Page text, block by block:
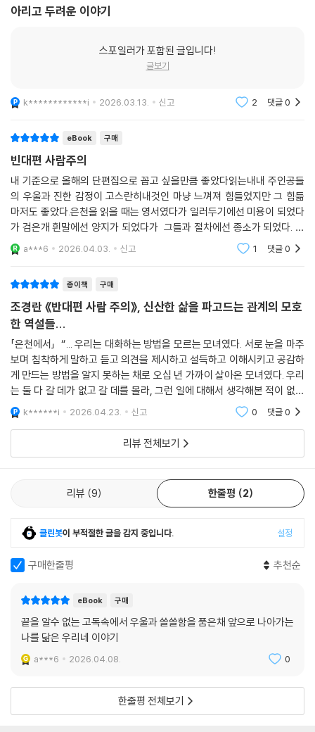
준 주머니의 솔기, 그를 볼 때면 목례를 보내던 영주의 작은 염려였을지도
모른다. 소설집에서 반복해 등장하는 양지가 종소, 종소 어머니와 만나는
목금토일 남은 날들”에 양분이 되는 온기를 남긴다. 이렇듯 나와 무관해 보
이고 심지어는 반대편에 선 사람들과의 갑작스러운 긴장은 『반대편 사람
히 관심을 기울이는 ‘주의’가 필요하다는 진실을 조경란은 그려내는 것이
다.
“삶의 가운데가 아니라
늘 가장자리를 걷고 있었다는 걸 깨달을 때
사람은 자신을 한번 돌아보게 된다.”
이렇게 되었는지, 누가 이렇게 만들었는지 돌아본다는 것이다. 고작 살아
용’은 평생 머릿속에 찌꺼기같이 껴 있는 끔찍한 기억을 해결하기 위해 자
신을 괴롭혔던 선생님을 찾아가기로 결심한다. 미용의 이웃이자 복사집을
운영하는 ‘재서’는 그녀의 출력물을 읽은 뒤로 미용에게 마음을 쓰고 있다.
“외로운 사람은 자기 자신을 죽이거나 살인을 저지르게 된다”는 문장을 남
기고 사라진 미용을 걱정한 재서가 그녀의 집에 찾아갔을 때, 미용은 다른
사람이 되어 있는 것 같다. 상처의 기억을 ‘교련 시간’이라는 글로 다 쓰고
나니, 자신이 쓰고 싶었던 건 이게 아니라고 깨달은 것이다. 미용은 오히려
괴롭힘당하기 직전 보았던 복사나무에서 뻗어나온 새순과 후르르 떨어지
던 분홍 꽃잎 같은 “기가 막히게 아름다웠던 순간들”을 쓰고 싶었다. 그 말
계속 자신으로 살아가고 있단 걸 똑똑히 보여주고 싶어했을” 거라고 짐작
한편 「검은 개 흰말」에서의 ‘양지’는 홀로 가족여행에 따라가지 못한 중학
린 이후 아무도 이해할 수 없는 불안에 시달리고 있다. 그런 조카가 화장실
‘류원장’에게 도움을 요청한다. 양지는 세상으로부터 격리되어 있는 조카
에게서 과거 류원장과 함께 목숨을 끊으려고 했던 자신을 겹쳐 본다. 그러
면서 양지는 어디서 튀어나올지 모르는 자신만의 불안을 조카에게 말하고
싶어진다.
소설집의 마지막 작품인 「절차」에 이르면, 종소가 ‘진술 문답서’를 쓰며 지
난 학기 자살한 학생을 떠올리고 있다. 그 학생의 아버지인 어태조씨가 만
나달라고 자꾸 메일을 보내서 그에게 미행당하고 있다는 불안을 느끼기까
아리고 두려운 이야기
스포일러가 포함된 글입니다!
글보기
k************i 2026.03.13. 신고 2 댓글0
eBook 구매
빈대편 사람주의
내 기준으로 올해의 단편집으로 꼽고 싶을만큼 좋았다읽는내내 주인공들
의 우울과 진한 감정이 고스란히내것인 마냥 느껴져 힘들었지만 그 힘듦
마저도 좋았다.은천을 읽을 때는 영서였다가 일러두기에선 미용이 되었다
가 검은개 흰말에선 양지가 되었다가 그들과 절차에선 종소가 되었다. 단
편들의 주인공들이 연결되어 있었고 여러번 나오는 경우가 많아 연작소설
의 느낌을 받았다. 단
a***6 2026.04.03. 신고 1 댓글0
종이책 구매
조경란 《반대편 사람 주의》, 신산한 삶을 파고드는 관계의 모호
한 역설들...
「은천에서」 “... 우리는 대화하는 방법을 모르는 모녀였다. 서로 눈을 마주
보며 침착하게 말하고 듣고 의견을 제시하고 설득하고 이해시키고 공감하
게 만드는 방법을 알지 못하는 채로 오십 년 가까이 살아온 모녀였다. 우리
는 둘 다 갈 데가 없고 갈 데를 몰라, 그런 일에 대해서 생각해본 적이 없어
서 여기까지 온, 단지 같이 사는 서툰 여자들이었다.” (p.30) 소설입에 실
런 여
k******i 2026.04.23. 신고 0 댓글0
리뷰 전체보기
리뷰 9 한줄평 2
클린봇이 부적절한 글을 감지 중입니다. 설정
구매한줄평 추천순
eBook 구매
끝을 알수 없는 고독속에서 우울과 쓸쓸함을 품은채 앞으로 나아가는
나를 닮은 우리네 이야기
a***6 2026.04.08. 0
한줄평 전체보기